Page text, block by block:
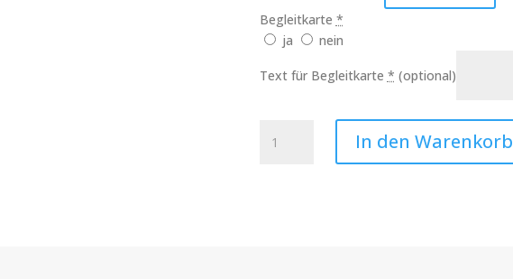
Begleitkarte *
ja
nein
Text für Begleitkarte * (optional)
Meine
In den Warenkorb